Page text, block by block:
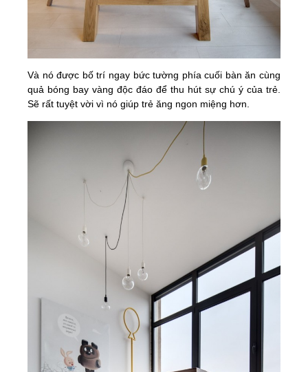
Và nó được bố trí ngay bức tường phía cuối bàn ăn cùng
quả bóng bay vàng độc đáo để thu hút sự chú ý của trẻ.
Sẽ rất tuyệt vời vì nó giúp trẻ ăng ngon miệng hơn.